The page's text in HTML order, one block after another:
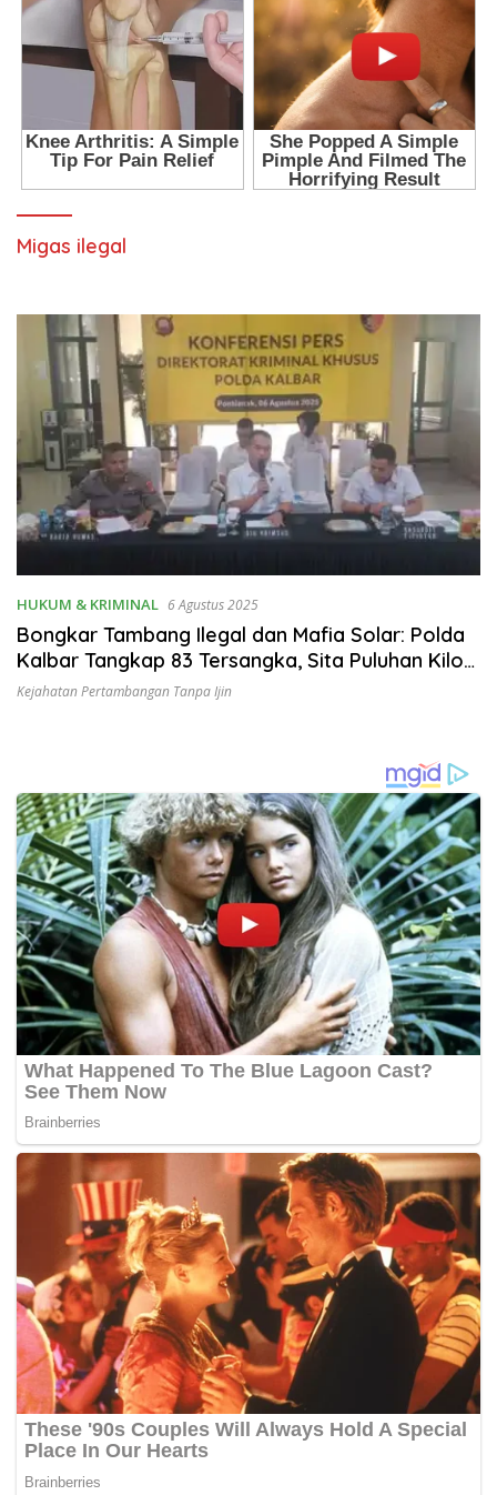
Migas ilegal
HUKUM & KRIMINAL 6 Agustus 2025
Bongkar Tambang Ilegal dan Mafia Solar: Polda
Kalbar Tangkap 83 Tersangka, Sita Puluhan Kilo
Emas
Kejahatan Pertambangan Tanpa Ijin